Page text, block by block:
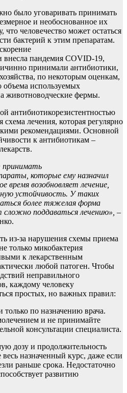
было уговаривать принимать
и необоснованное их
что человечество может остаться
бактерий к этим препаратам.
внесла пандемия COVID-19,
принимали антибиотики,
по некоторым оценкам,
используемых
животноводческие фермы.
антибиотикорезистентностью
схема лечения, которая регулярно
рекомендациями. Основной
к антибиотикам –
которые ему назначил
время возобновляет лечение
устойчивость. У таких
более тяжелая форма
сложно поддаваться лечению», –
из-за нарушения схемы приема
только микобактерия
к лекарственным
любой патоген. Чтобы
неправильного
каждому человеку
простых, но важных правил:
по назначению врача.
и не принимайте
консультации специалиста.
дозу и продолжительность
назначенный курс, даже если
раньше срока. Недостаточно
развитию